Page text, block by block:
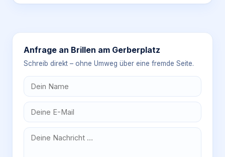
Anfrage an Brillen am Gerberplatz
Schreib direkt – ohne Umweg über eine fremde Seite.